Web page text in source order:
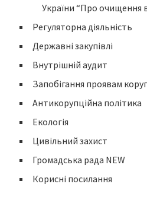
України “Про очищення
Регуляторна діяльність
Державні закупівлі
Внутрішній аудит
Запобігання проявам
Антикорупційна політика
Екологія
Цивільний захист
Громадська рада NEW
Корисні посилання